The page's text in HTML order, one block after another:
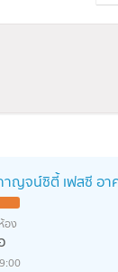
ญจน์ซิตี้ เฟสซี อา
อง